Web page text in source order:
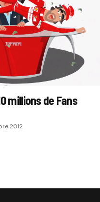
millions de Fans
2012